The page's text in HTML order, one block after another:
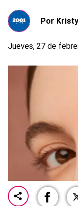
Por
Jueves, 27 de